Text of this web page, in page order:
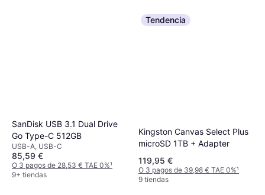
SanDisk USB 3.1 Dual Drive
Go Type-C 512GB
USB-A, USB-C
85,59 €
O 3 pagos de 28,53 € TAE 0%¹
9+ tiendas
Tendencia
Kingston Canvas Select Plus
microSD 1TB + Adapter
119,95 €
O 3 pagos de 39,98 € TAE 0%¹
9 tiendas